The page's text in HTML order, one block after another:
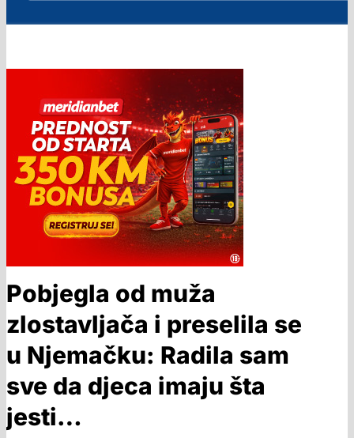
Pobjegla od muža
zlostavljača i preselila se
u Njemačku: Radila sam
sve da djeca imaju šta
jesti…